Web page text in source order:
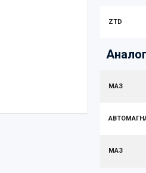
ZTD
МАЗ
МАЗ